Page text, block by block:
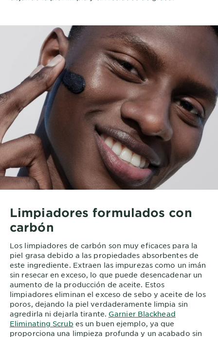
Limpiadores formulados con
carbón
Los limpiadores de carbón son muy eficaces para la
piel grasa debido a las propiedades absorbentes de
este ingrediente. Extraen las impurezas como un imán
sin resecar en exceso, lo que puede desencadenar un
aumento de la producción de aceite. Estos
limpiadores eliminan el exceso de sebo y aceite de los
poros, dejando la piel verdaderamente limpia sin
agredirla ni dejarla tirante. Garnier Blackhead
Eliminating Scrub es un buen ejemplo, ya que
proporciona una limpieza profunda y un acabado sin